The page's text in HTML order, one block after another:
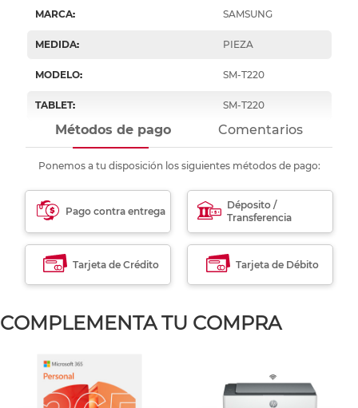
MARCA: SAMSUNG
MEDIDA: PIEZA
MODELO: SM-T220
TABLET: SM-T220
Métodos de pago Comentarios
Ponemos a tu disposición los siguientes métodos de pago:
Pago contra entrega
Déposito /
Transferencia
Tarjeta de Crédito Tarjeta de Débito
COMPLEMENTA TU COMPRA